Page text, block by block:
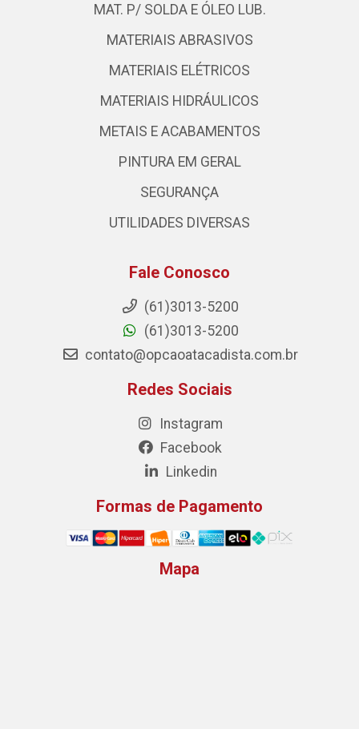
MAT. P/ SOLDA E ÓLEO LUB.
MATERIAIS ABRASIVOS
MATERIAIS ELÉTRICOS
MATERIAIS HIDRÁULICOS
METAIS E ACABAMENTOS
PINTURA EM GERAL
SEGURANÇA
UTILIDADES DIVERSAS
Fale Conosco
(61)3013-5200
(61)3013-5200
contato@opcaoatacadista.com.br
Redes Sociais
Instagram
Facebook
Linkedin
Formas de Pagamento
Mapa